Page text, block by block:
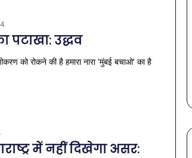
पटाखा: उद्धव
को रोकने की है हमारा नारा ‘मुंबई बचाओ’ का है
में नहीं दिखेगा असर:
गर्मियों
डाइट
सब्जियां
March 30, 2026
पेट की समस्याओं से बचना है?
गर्मियों में डाइट में शामिल करें ये 7